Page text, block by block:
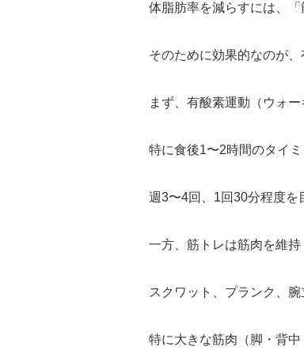
体脂肪率を減らすには、
そのために効果的なのが
まず、有酸素運動（ウォ
特に食後1〜2時間のタイ
週3〜4回、1回30分程度を
一方、筋トレは筋肉を維
スクワット、プランク、
特に大きな筋肉（脚・背